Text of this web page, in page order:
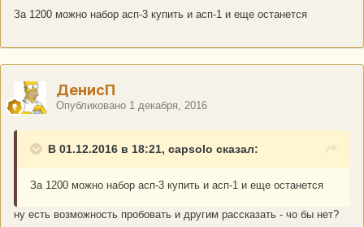
За 1200 можно набор асп-3 купить и асп-1 и еще останется
ДенисП
Опубликовано 1 декабря, 2016
В 01.12.2016 в 18:21, capsolo сказал:
За 1200 можно набор асп-3 купить и асп-1 и еще останется
ну есть возможность пробовать и другим рассказать - чо бы нет?